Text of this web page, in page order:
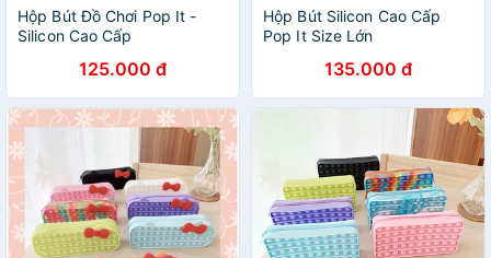
Hộp Bút Đồ Chơi Pop It -
Silicon Cao Cấp
125.000 đ
Hộp Bút Silicon Cao Cấp
Pop It Size Lớn
135.000 đ